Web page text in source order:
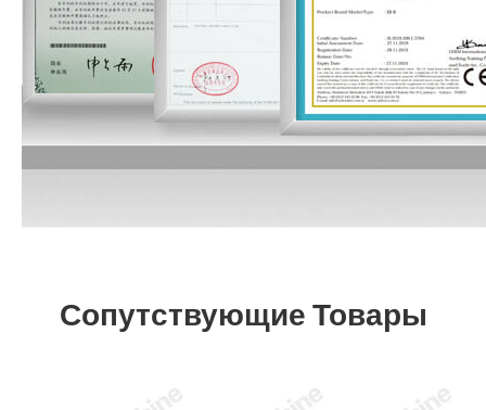
Сопутствующие Товары